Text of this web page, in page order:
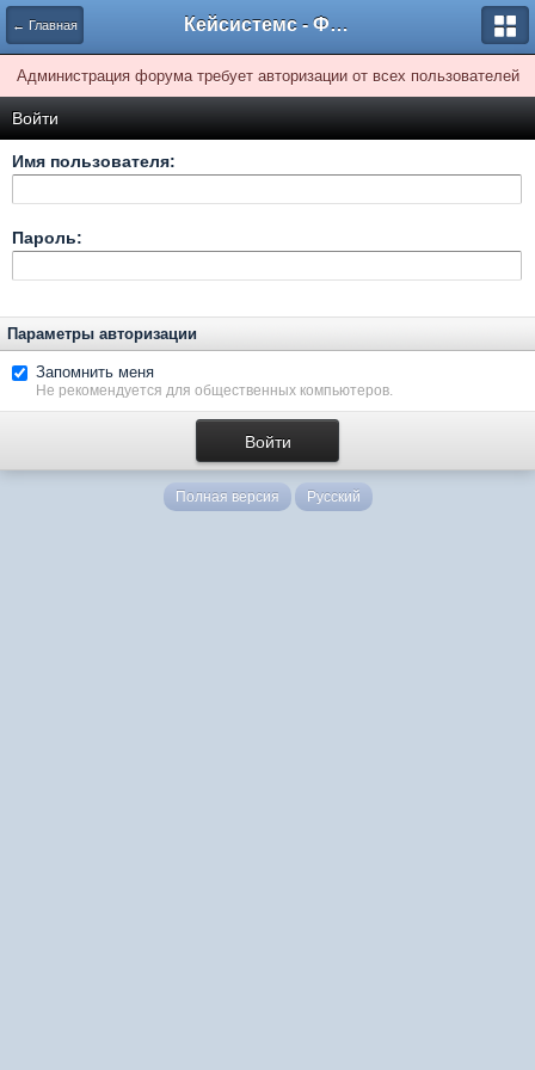
← Главная Кейсистемс - Форумы
Администрация форума требует авторизации от всех пользователей
Войти
Имя пользователя:
Пароль:
Параметры авторизации
Запомнить меня
Не рекомендуется для общественных компьютеров.
Полная версия Русский